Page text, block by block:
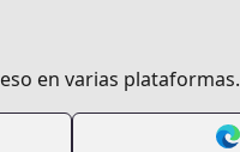
en varias plataformas.